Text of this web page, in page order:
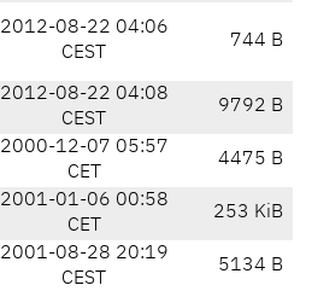
2012-08-22 04:06
CEST
744 B
2012-08-22 04:08
CEST
9792 B
2000-12-07 05:57
CET
4475 B
2001-01-06 00:58
CET
253 KiB
2001-08-28 20:19
CEST
5134 B